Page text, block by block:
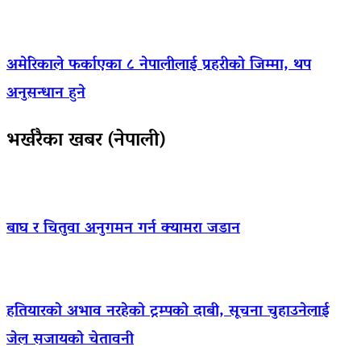
अमेरिकाले फर्काएका ८ नेपालीलाई प्रहरीको जिम्मा, थप
अनुसन्धान हुने
भर्खरैका खबर (नेपाली)
बाघ र चितुवा अनुगमन गर्न क्यामरा जडान
हतियारको अभाव नरहेको ट्रम्पको दाबी, सूचना चुहाउनेलाई
जेल सजायको चेतावनी